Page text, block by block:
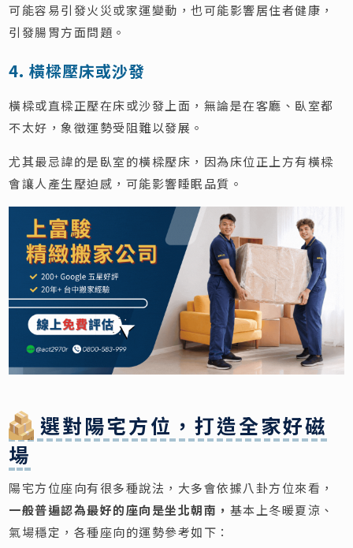
可能容易引發火災或家運變動，也可能影響居住者健康，
引發腸胃方面問題。
4. 橫樑壓床或沙發
橫樑或直樑正壓在床或沙發上面，無論是在客廳、臥室都
不太好，象徵運勢受阻難以發展。
尤其最忌諱的是臥室的橫樑壓床，因為床位正上方有橫樑
會讓人產生壓迫感，可能影響睡眠品質。
選對陽宅方位，打造全家好磁
場
陽宅方位座向有很多種說法，大多會依據八卦方位來看，
一般普遍認為最好的座向是坐北朝南， 基本上冬暖夏涼、
氣場穩定，各種座向的運勢參考如下：